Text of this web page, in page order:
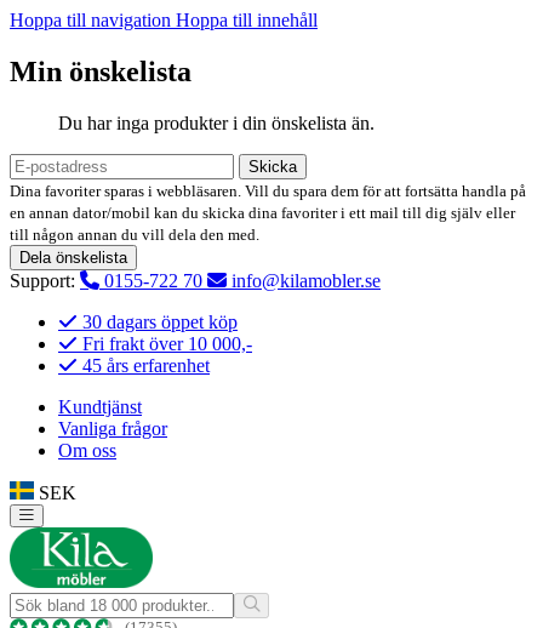
Hoppa till navigation Hoppa till innehåll
Min önskelista
Du har inga produkter i din önskelista än.
Skicka
Dina favoriter sparas i webbläsaren. Vill du spara dem för att fortsätta handla på
en annan dator/mobil kan du skicka dina favoriter i ett mail till dig själv eller
till någon annan du vill dela den med.
Dela önskelista
Support: 0155-722 70
info@kilamobler.se
30 dagars öppet köp
Fri frakt över 10 000,-
45 års erfarenhet
Kundtjänst
Vanliga frågor
Om oss
SEK